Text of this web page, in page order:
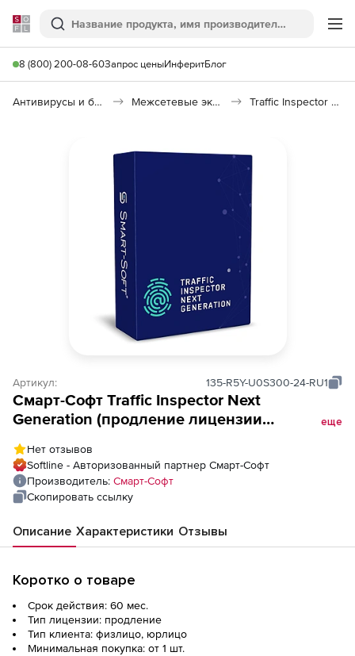
Softline
Поиск
8 (800) 200-08-60Запрос ценыИнферитБлог
Антивирусы и безопасность Межсетевые экраны Traffic Inspector Next Generation
Артикул: 135-R5Y-U0S300-24-RU1
Смарт-Cофт Traffic Inspector Next
Generation (продление лицензии
для льготных категорий заказчиков
еще
Нет отзывов
Softline - Авторизованный партнер Смарт-Cофт
Производитель: Смарт-Cофт
Скопировать ссылку
Описание Характеристики Отзывы
Коротко о товаре
Срок действия: 60 мес.
Тип лицензии: продление
Тип клиента: физлицо, юрлицо
Минимальная покупка: от 1 шт.